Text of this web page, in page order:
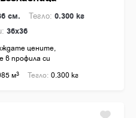
см. Тегло: 0.300 кг
36x36
цените,
в профила си
м3 Тегло: 0.300 кг